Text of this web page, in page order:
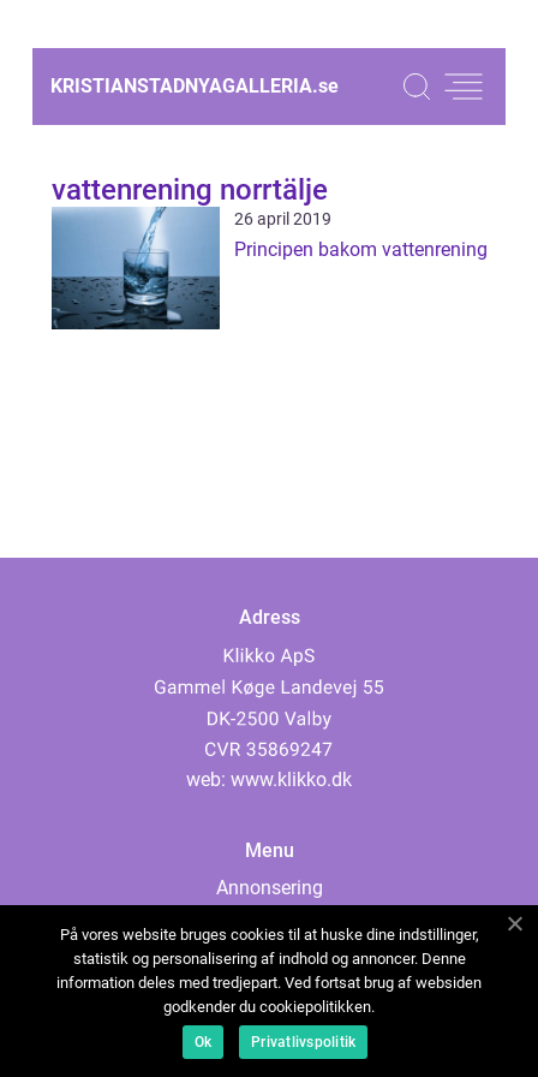
KRISTIANSTADNYAGALLERIA.se
vattenrening norrtälje
26 april 2019
Principen bakom vattenrening
Adress
web: www.klikko.dk
Menu
Annonsering
Cookies
Kontakta oss
Sitemap
På vores website bruges cookies til at huske dine indstillinger,
statistik og personalisering af indhold og annoncer. Denne
information deles med tredjepart. Ved fortsat brug af websiden
godkender du cookiepolitikken.
Ok Privatlivspolitik